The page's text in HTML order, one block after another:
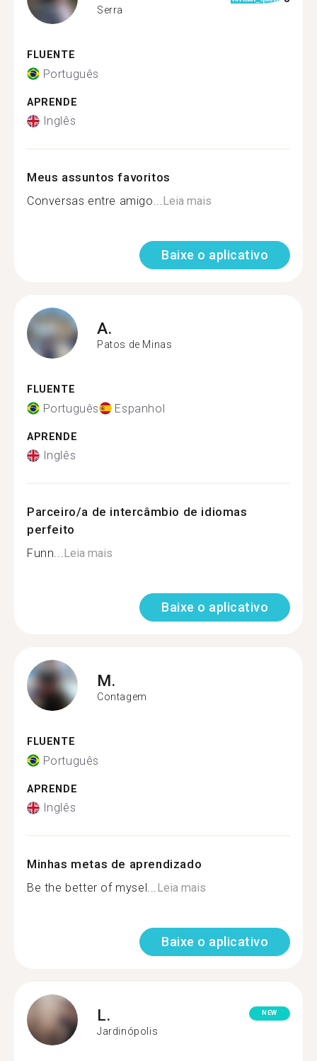
Serra
FLUENTE
Português
APRENDE
Inglês
Meus assuntos favoritos
Conversas entre amigo...Leia mais
Baixe o aplicativo
A.
Patos de Minas
FLUENTE
Português Espanhol
APRENDE
Inglês
Parceiro/a de intercâmbio de idiomas
perfeito
Funn...Leia mais
Baixe o aplicativo
M.
Contagem
FLUENTE
Português
APRENDE
Inglês
Minhas metas de aprendizado
Be the better of mysel...Leia mais
Baixe o aplicativo
L.
Jardinópolis
NEW